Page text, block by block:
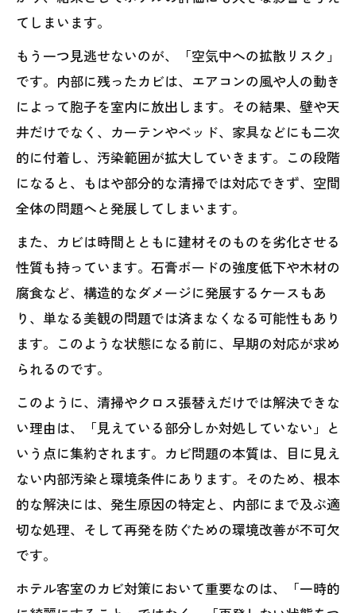
てしまいます。
もう一つ見逃せないのが、「空気中への拡散リスク」
です。内部に残ったカビは、エアコンの風や人の動き
によって胞子を室内に放出します。その結果、壁や天
井だけでなく、カーテンやベッド、家具などにも二次
的に付着し、汚染範囲が拡大していきます。この段階
になると、もはや部分的な清掃では対応できず、空間
全体の問題へと発展してしまいます。
また、カビは時間とともに建材そのものを劣化させる
性質も持っています。石膏ボードの強度低下や木材の
腐食など、構造的なダメージに発展するケースもあ
り、単なる美観の問題では済まなくなる可能性もあり
ます。このような状態になる前に、早期の対応が求め
られるのです。
このように、清掃やクロス張替えだけでは解決できな
い理由は、「見えている部分しか対処していない」と
いう点に集約されます。カビ問題の本質は、目に見え
ない内部汚染と環境条件にあります。そのため、根本
的な解決には、発生原因の特定と、内部にまで及ぶ適
切な処理、そして再発を防ぐための環境改善が不可欠
です。
ホテル客室のカビ対策において重要なのは、「一時的